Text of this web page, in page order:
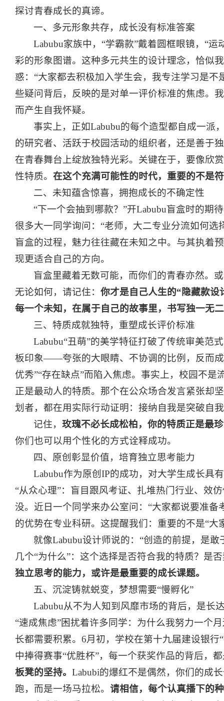
探讨青春成长的真谛。
一、多元形象共存，成长没有标准答案
Labubu家族中，“学霸款”戴着圆框眼镜，“
彩的形象图谱。这种多元共生的设计理念，恰似
惑：“大家都去积极加入学生会，我专注学习是
些疑问背后，反映的是对单一评价标准的焦虑。
而产生自我怀疑。
事实上，正如Labubu的每个造型都自成一派
的研究者、活跃于校园活动的组织者，还是善于
在青春舞台上绽放独特光彩。关键在于，要像欣
性特质。 在这个充满可能性的时代，重要的不是
二、未知蕴含惊喜，拥抱成长的不确定性
“下一个会抽到哪款？”开Labubu盲盒时的期
很多大一同学询问：“老师，大二专业分流如何选
盲盒的过程，魅力往往藏在未知之中。与其执着
现更适合自己的方向。
盲盒里藏着无数可能，而你们的青春亦然
无论如何，请记住： 你才是自己人生的“隐藏款
每一个未知，在属于自己的故事里，书写独一无
三、特质成就独特，重塑成长评价标准
Labubu“丑萌”的美学特征打破了传统审美范
板印象——夸张的大眼睛、不协调的比例，反而
优秀”“存在缺点”而陷入焦虑。事实上，校园不
正是最动人的特质。那个在公众场合发言紧张却
划者，都在用实际行动证明：接纳自我是突破自
记住，玫瑰不必长成松柏，你的特质正是最
你们也可以用个性化的方式诠释成功。
四、原创彰显价值，培育独立思考能力
Labubu作为原创IP的成功，对大学生成长具
“从众心理”：盲目跟风考证、扎堆热门行业、
没。近日一个同学来办公室问：“大家都说要准
的优势在专业科研。这提醒我们：重要的不是“大
就像Labubu设计师说的：“创造的前提，是
几个“为什么”：这个选择是否符合我的特质？是
独立思考的能力，或许是最重要的成长课题。
五、沉淀铸就蜕变，梦想需要“慢孵化”
Labubu从不为人知到风靡市场的背后，是长
“速成焦虑”困扰着许多同学：为什么我努力一个
长都需要积累。6月初，学校在第十九届建设银
中捧得赛事“优胜杯”，每一个获奖作品的背后，
板凳的坚持。 Labubi的爆红不是偶然，你们的成
跑，而是一场马拉松。 请相信，每个认真播下的